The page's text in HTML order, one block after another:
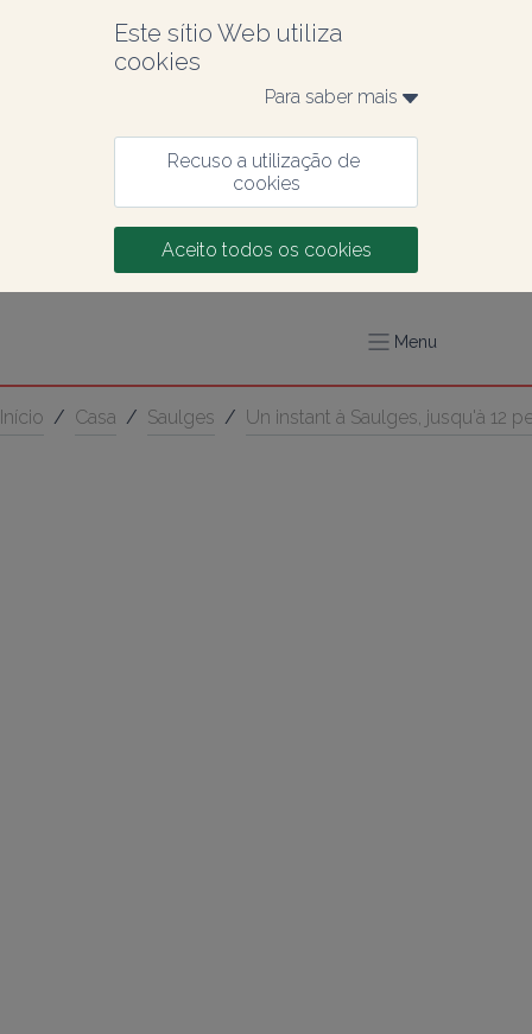
Este sítio Web utiliza
cookies
Para saber mais
Recuso a utilização de
cookies
Aceito todos os cookies
Menu
Início / Casa / Saulges / Un instant à Saulges, jusqu'à 12